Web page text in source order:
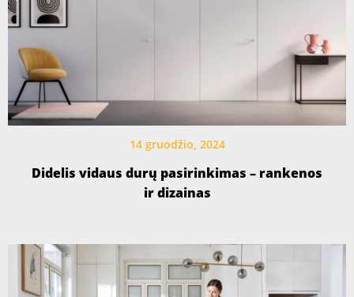
14 gruodžio, 2024
Didelis vidaus durų pasirinkimas – rankenos
ir dizainas